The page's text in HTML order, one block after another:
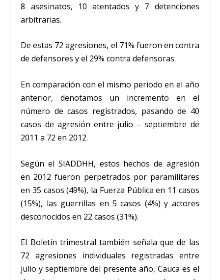
8 asesinatos, 10 atentados y 7 detenciones
arbitrarias.
De estas 72 agresiones, el 71% fueron en contra
de defensores y el 29% contra defensoras.
En comparación con el mismo periodo en el año
anterior, denotamos un incremento en el
número de casos registrados, pasando de 40
casos de agresión entre julio – septiembre de
2011 a 72 en 2012.
Según el SIADDHH, estos hechos de agresión
en 2012 fueron perpetrados por paramilitares
en 35 casos (49%), la Fuerza Pública en 11 casos
(15%), las guerrillas en 5 casos (4%) y actores
desconocidos en 22 casos (31%).
El Boletín trimestral también señala que de las
72 agresiones individuales registradas entre
julio y septiembre del presente año, Cauca es el